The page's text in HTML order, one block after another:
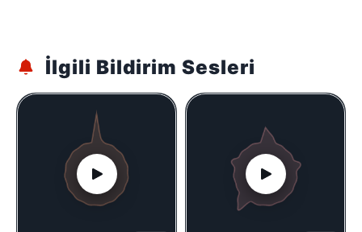
İlgili Bildirim Sesleri